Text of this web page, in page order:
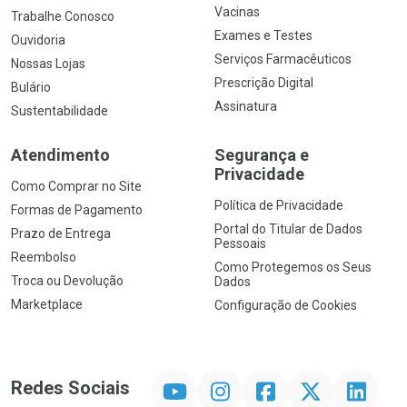
Trabalhe Conosco
Ouvidoria
Nossas Lojas
Bulário
Sustentabilidade
Vacinas
Exames e Testes
Serviços Farmacêuticos
Prescrição Digital
Assinatura
Atendimento
Como Comprar no Site
Formas de Pagamento
Prazo de Entrega
Reembolso
Troca ou Devolução
Marketplace
Segurança e
Privacidade
Política de Privacidade
Portal do Titular de Dados
Pessoais
Como Protegemos os Seus
Dados
Configuração de Cookies
Redes Sociais InstagramFacebookTwitter Linkedin